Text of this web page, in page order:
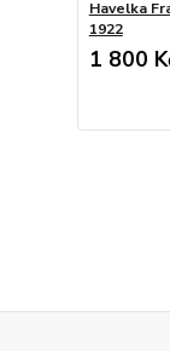
Havelka
1922
1 800